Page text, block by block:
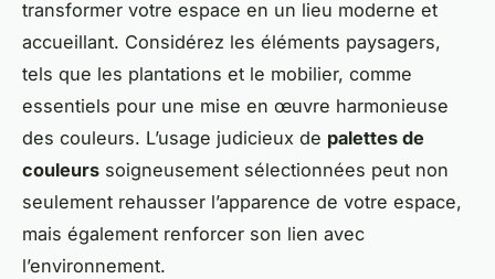
transformer votre espace en un lieu moderne et
accueillant. Considérez les éléments paysagers,
tels que les plantations et le mobilier, comme
essentiels pour une mise en œuvre harmonieuse
des couleurs. L’usage judicieux de palettes de
couleurs soigneusement sélectionnées peut non
seulement rehausser l’apparence de votre espace,
mais également renforcer son lien avec
l’environnement.